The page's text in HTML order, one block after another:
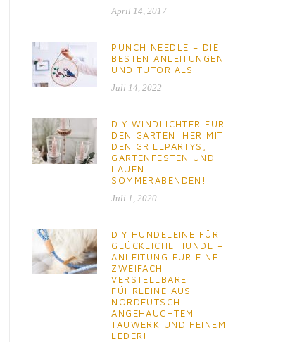
April 14, 2017
PUNCH NEEDLE – DIE
BESTEN ANLEITUNGEN
UND TUTORIALS
Juli 14, 2022
DIY WINDLICHTER FÜR
DEN GARTEN. HER MIT
DEN GRILLPARTYS,
GARTENFESTEN UND
LAUEN
SOMMERABENDEN!
Juli 1, 2020
DIY HUNDELEINE FÜR
GLÜCKLICHE HUNDE –
ANLEITUNG FÜR EINE
ZWEIFACH
VERSTELLBARE
FÜHRLEINE AUS
NORDEUTSCH
ANGEHAUCHTEM
TAUWERK UND FEINEM
LEDER!